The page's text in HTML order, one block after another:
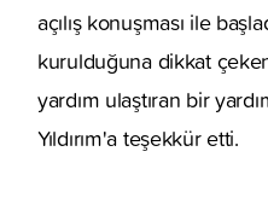
açılış konuşması ile
kurulduğuna dikkat
yardım ulaştıran bir
Yıldırım'a teşekkür etti.